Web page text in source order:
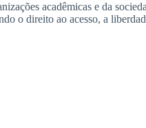
acadêmicas e da
o direito ao acesso, a